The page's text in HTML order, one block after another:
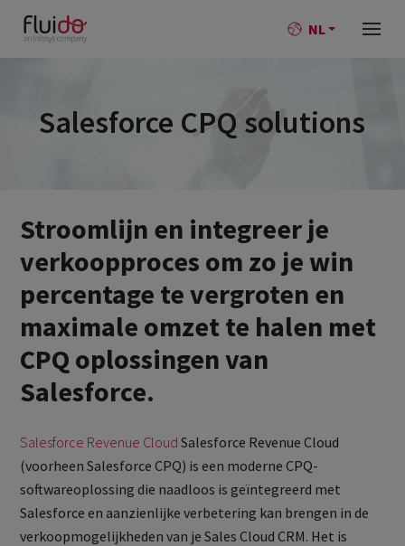
NL
Salesforce CPQ solutions
Stroomlijn en integreer je
verkoopproces om zo je win
percentage te vergroten en
maximale omzet te halen met
CPQ oplossingen van
Salesforce.
Salesforce Revenue Cloud Salesforce Revenue Cloud
(voorheen Salesforce CPQ) is een moderne CPQ-
softwareoplossing die naadloos is geïntegreerd met
Salesforce en aanzienlijke verbetering kan brengen in de
verkoopmogelijkheden van je Sales Cloud CRM. Het is